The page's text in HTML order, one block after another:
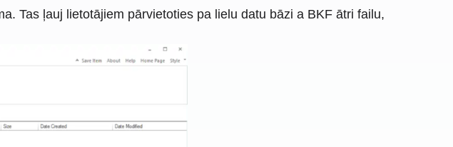
Tas ļauj lietotājiem pārvietoties pa lielu datu bāzi a BKF ātri failu,